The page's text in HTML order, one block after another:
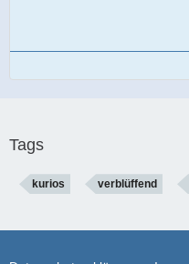
Tags
kurios verblüffend